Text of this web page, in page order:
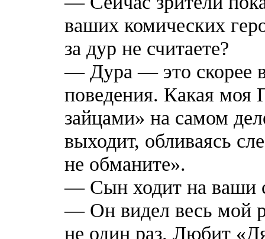
ваших комических
за дур не считаете?
— Дура — это скорее
поведения. Какая моя
зайцами» на самом
выходит, обливаясь
не обманите».
— Сын ходит на ваши
— Он видел весь мой
не один раз. Любит